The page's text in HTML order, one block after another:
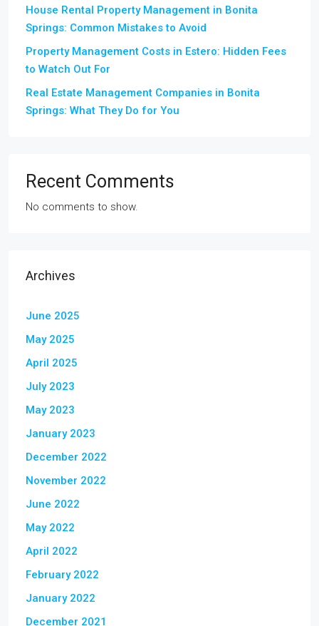
House Rental Property Management in Bonita
Springs: Common Mistakes to Avoid
Property Management Costs in Estero: Hidden Fees
to Watch Out For
Real Estate Management Companies in Bonita
Springs: What They Do for You
Recent Comments
No comments to show.
Archives
June 2025
May 2025
April 2025
July 2023
May 2023
January 2023
December 2022
November 2022
June 2022
May 2022
April 2022
February 2022
January 2022
December 2021